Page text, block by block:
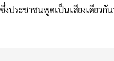
ประชาชนพูดเป็นเสียงเดียวกั